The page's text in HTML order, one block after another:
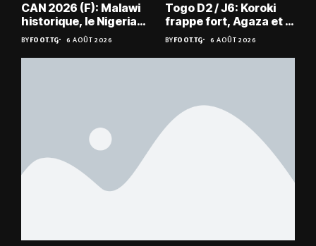
CAN 2026 (F): Malawi
historique, le Nigeria
sauvé, la Zambie
éliminée
BYFOOT.TG 6 AOÛT 2026
Togo D2 / J6: Koroki
frappe fort, Agaza et la
JCA assurent,
suspense avant Sara
FC – Doumbé FC
BYFOOT.TG 6 AOÛT 2026